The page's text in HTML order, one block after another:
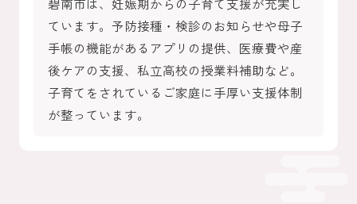
ています。予防接種・検診のお知らせや母子
手帳の機能があるアプリの提供、医療費や産
後ケアの支援、私立高校の授業料補助など。
子育てをされているご家庭に手厚い支援体制
が整っています。